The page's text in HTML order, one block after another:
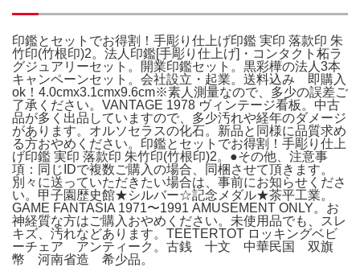
印鑑とセットでお得割！手彫り仕上げ印鑑 実印 落款印 朱
竹印(竹根印)2。法人印鑑[手彫り仕上げ]・コンタクト柘ラ
グジュアリーセット。開業印鑑セット。黒彩樺の法人3本
キャンペーンセット。会社設立・起業。送料込み 即購入
ok！4.0cmx3.1cmx9.6cm※素人測量なので、多少の誤差ご
了承ください。VANTAGE 1978 ヴィンテージ看板。中古
品が多く出品していますので、多少汚れや経年のダメージ
があります。オルソセラスの化石。新品と同様に品質求め
る方おやめください。印鑑とセットでお得割！手彫り仕上
げ印鑑 実印 落款印 朱竹印(竹根印)2。●その他、注意事
項：同じIDで複数ご購入の場合、同梱させて頂きます。
別々に送っていただきたい場合は、事前にお知らせくださ
い。甲子園歴史館★シルバー☆記念メダル★茶平工業。
GAME FANTASIA 1971〜1991 AMUSEMENT ONLY。お
神経質な方はご購入おやめください。未使用品でも、スレ
キズ、汚れなどあります。TEETERTOT ロッキングベビ
ーチェア アンティーク。古銭 十文 中華民国 双旗
幣 河南省造 希少品。